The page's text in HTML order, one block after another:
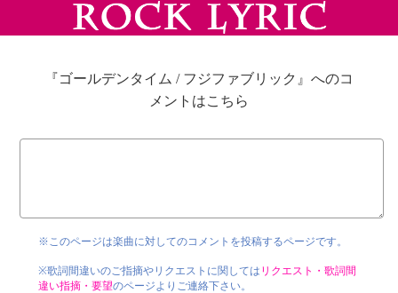
『ゴールデンタイム / フジファブリック』へのコ
メントはこちら
※このページは楽曲に対してのコメントを投稿するページです。
※歌詞間違いのご指摘やリクエストに関しては リクエスト・歌詞間
違い指摘・要望のページよりご連絡下さい。